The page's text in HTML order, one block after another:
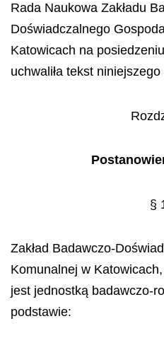
Rada Naukowa Zakładu
Doświadczalnego
Katowicach na
uchwaliła tekst
§
Zakład Badawczo-
Komunalnej w Katowicach,
jest jednostką badawczo-
podstawie: